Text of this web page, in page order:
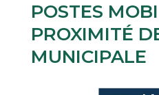
POSTES
PROXIMITÉ
MUNICIPALE